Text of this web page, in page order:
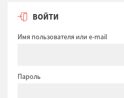
ВОЙТИ
Имя пользователя или e-mail
Пароль